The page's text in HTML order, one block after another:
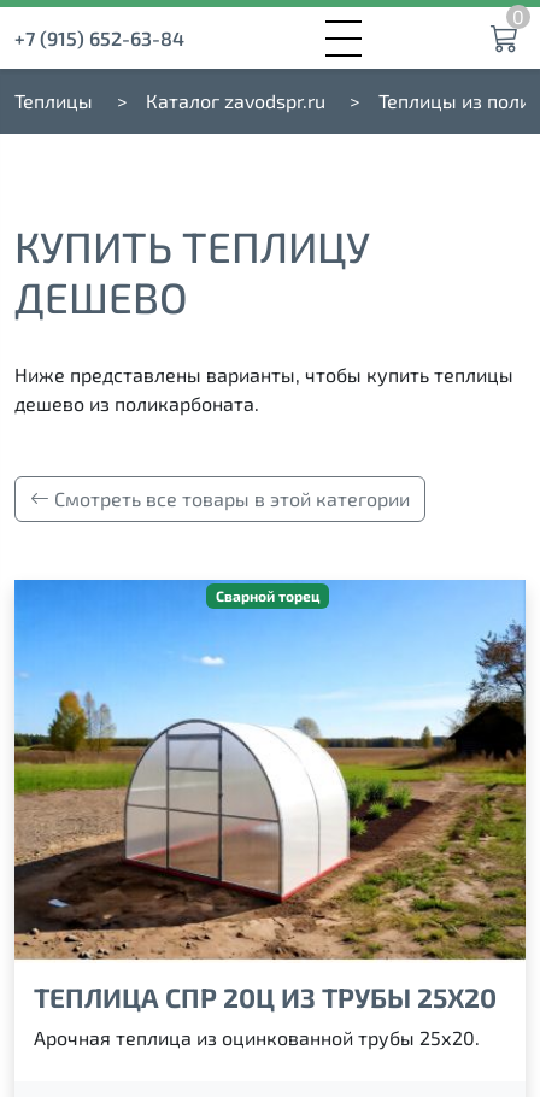
+7 (915) 652-63-84
0
Теплицы Каталог zavodspr.ru Теплицы из
КУПИТЬ ТЕПЛИЦУ
ДЕШЕВО
Ниже представлены варианты, чтобы купить теплицы
дешево из поликарбоната.
Смотреть все товары в этой категории
Сварной торец
ТЕПЛИЦА СПР 20Ц ИЗ ТРУБЫ 25Х20
Арочная теплица из оцинкованной трубы 25х20.